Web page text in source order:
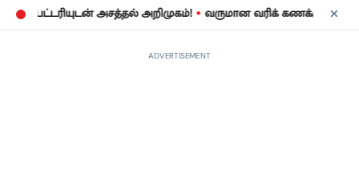
அசத்தல் அறிமுகம்! • வருமான வரிக் கணக்குத் தாக்கல்:
ADVERTISEMENT